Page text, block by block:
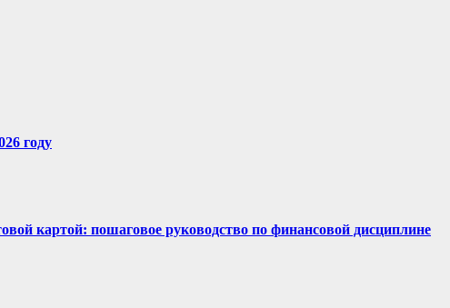
году
картой: пошаговое руководство по финансовой дисциплине